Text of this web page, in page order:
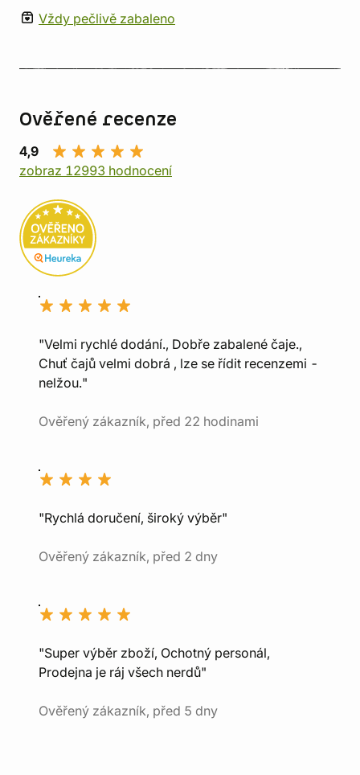
Vždy pečlivě zabaleno
Ověřené recenze
4,9
zobraz 12993 hodnocení
"Velmi rychlé dodání., Dobře zabalené čaje.,
Chuť čajů velmi dobrá , lze se řídit recenzemi -
nelžou."
Ověřený zákazník, před 22 hodinami
"Rychlá doručení, široký výběr"
Ověřený zákazník, před 2 dny
"Super výběr zboží, Ochotný personál,
Prodejna je ráj všech nerdů"
Ověřený zákazník, před 5 dny